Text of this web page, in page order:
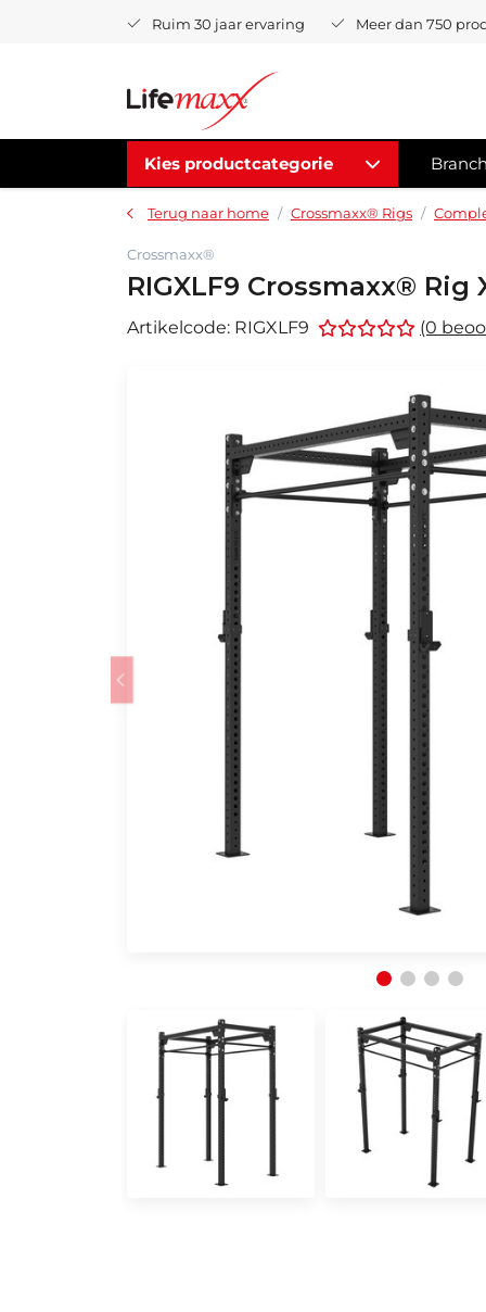
Ruim 30 jaar ervaring Meer dan 750
Kies productcategorie
Terug naar home Crossmaxx® Rigs
Crossmaxx®
RIGXLF9 Crossmaxx®
Artikelcode: RIGXLF9 (0